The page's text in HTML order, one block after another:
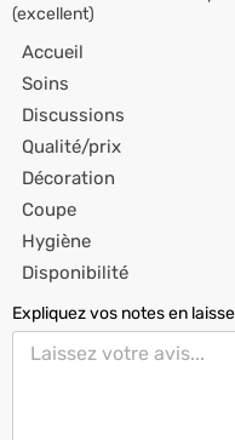
(excellent)
Accueil
Soins
Discussions
Qualité/prix
Décoration
Coupe
Hygiène
Disponibilité
Expliquez vos notes en